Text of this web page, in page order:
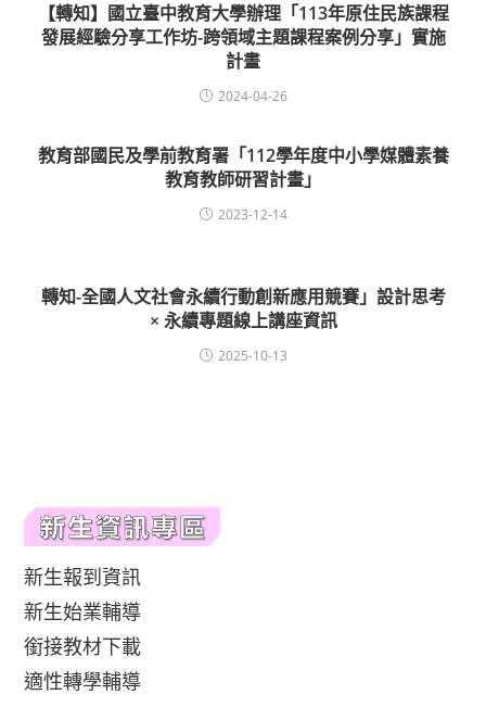
【轉知】國立臺中教育大學辦理「113年原住民族課程
發展經驗分享工作坊-跨領域主題課程案例分享」實施
計畫
2024-04-26
教育部國民及學前教育署「112學年度中小學媒體素養
教育教師研習計畫」
2023-12-14
轉知-全國人文社會永續行動創新應用競賽」設計思考
× 永續專題線上講座資訊
2025-10-13
新生報到資訊
新生始業輔導
銜接教材下載
適性轉學輔導